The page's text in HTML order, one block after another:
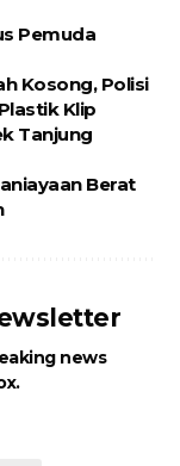
Pemuda
Kosong, Polisi
Klip
Tanjung
Berat
news